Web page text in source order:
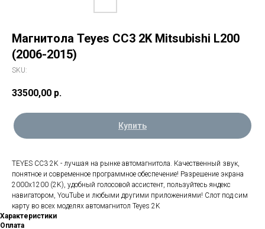
Магнитола Teyes CC3 2K Mitsubishi L200
(2006-2015)
SKU:
33500,00 р.
Купить
TEYES CC3 2K - лучшая на рынке автомагнитола. Качественный звук,
понятное и современное программное обеспечение! Разрешение экрана
2000х1200 (2K), удобный голосовой ассистент, пользуйтесь яндекс
навигатором, YouTube и любыми другими приложениями! Слот под сим
карту во всех моделях автомагнитол Teyes 2K
Характеристики
Оплата